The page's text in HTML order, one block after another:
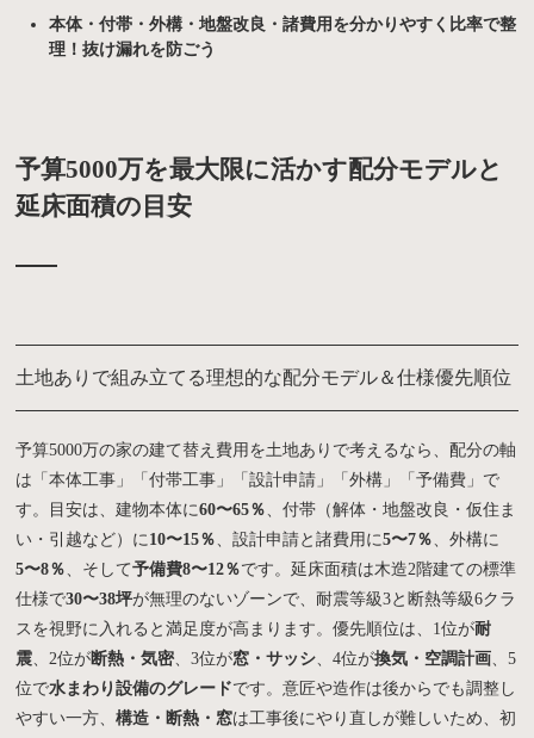
本体・付帯・外構・地盤改良・諸費用を分かりやすく比率で整
理！抜け漏れを防ごう
予算5000万を最大限に活かす配分モデルと
延床面積の目安
土地ありで組み立てる理想的な配分モデル＆仕様優先順位
予算5000万の家の建て替え費用を土地ありで考えるなら、配分の軸
は「本体工事」「付帯工事」「設計申請」「外構」「予備費」で
す。目安は、建物本体に60〜65％、付帯（解体・地盤改良・仮住ま
い・引越など）に10〜15％、設計申請と諸費用に5〜7％、外構に
5〜8％、そして予備費8〜12％です。延床面積は木造2階建ての標準
仕様で30〜38坪が無理のないゾーンで、耐震等級3と断熱等級6クラ
スを視野に入れると満足度が高まります。優先順位は、1位が耐
震、2位が断熱・気密、3位が窓・サッシ、4位が換気・空調計画、5
位で水まわり設備のグレードです。意匠や造作は後からでも調整し
やすい一方、構造・断熱・窓は工事後にやり直しが難しいため、初